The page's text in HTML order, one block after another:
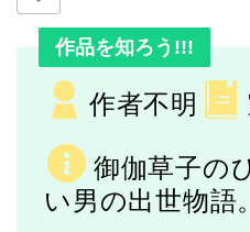
作品を知ろう!!!
作者不明
御伽草子の
い男の出世物語。